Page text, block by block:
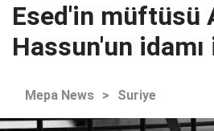
Esed'in müftüsü
Hassun'un
Mepa News > Suriye